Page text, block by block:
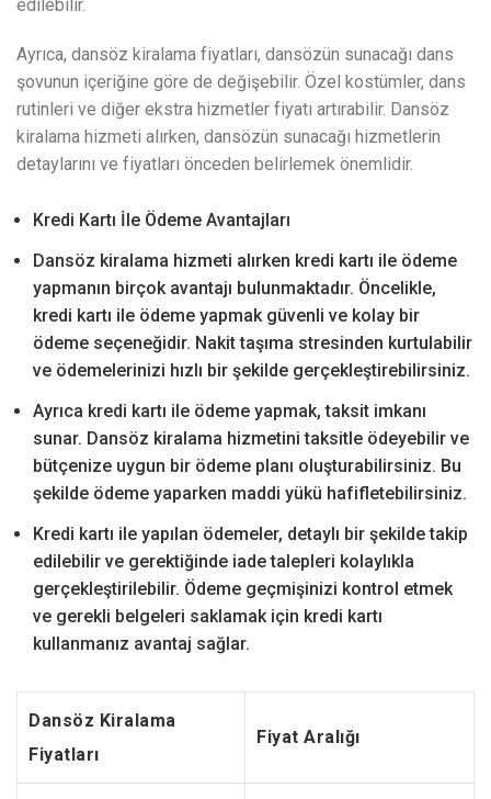
edilebilir.
Ayrıca, dansöz kiralama fiyatları, dansözün sunacağı dans
şovunun içeriğine göre de değişebilir. Özel kostümler, dans
rutinleri ve diğer ekstra hizmetler fiyatı artırabilir. Dansöz
kiralama hizmeti alırken, dansözün sunacağı hizmetlerin
detaylarını ve fiyatları önceden belirlemek önemlidir.
Kredi Kartı İle Ödeme Avantajları
Dansöz kiralama hizmeti alırken kredi kartı ile ödeme
yapmanın birçok avantajı bulunmaktadır. Öncelikle,
kredi kartı ile ödeme yapmak güvenli ve kolay bir
ödeme seçeneğidir. Nakit taşıma stresinden kurtulabilir
ve ödemelerinizi hızlı bir şekilde gerçekleştirebilirsiniz.
Ayrıca kredi kartı ile ödeme yapmak, taksit imkanı
sunar. Dansöz kiralama hizmetini taksitle ödeyebilir ve
bütçenize uygun bir ödeme planı oluşturabilirsiniz. Bu
şekilde ödeme yaparken maddi yükü hafifletebilirsiniz.
Kredi kartı ile yapılan ödemeler, detaylı bir şekilde takip
edilebilir ve gerektiğinde iade talepleri kolaylıkla
gerçekleştirilebilir. Ödeme geçmişinizi kontrol etmek
ve gerekli belgeleri saklamak için kredi kartı
kullanmanız avantaj sağlar.
Dansöz Kiralama
Fiyatları
Fiyat Aralığı